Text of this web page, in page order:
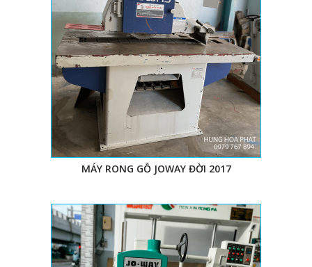
MÁY RONG GỖ JOWAY ĐỜI 2017